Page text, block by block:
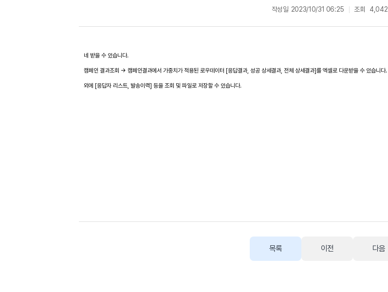
작성일 2023/10/31 06:25 조회 4,042
네 받을 수 있습니다.
캠페인 결과조회 -> 캠페인결과에서 가중치가 적용된 로우데이터 [응답결과, 성공 상세결과, 전체 상세결과]를 엑셀로 다운받을 수 있습니다.
외에 [응답자 리스트, 발송이력] 등을 조회 및 파일로 저장할 수 있습니다.
목록 이전 다음